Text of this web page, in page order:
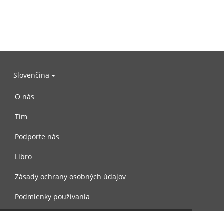
Slovenčina
O nás
Tím
Podporte nás
Libro
Zásady ochrany osobných údajov
Podmienky používania